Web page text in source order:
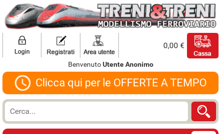
0,00 €
BenvenutoUtente Anonimo
Clicca qui per le OFFERTE A TEMPO